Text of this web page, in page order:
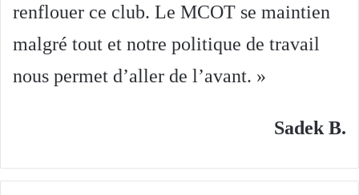
renflouer ce club. Le MCOT se maintien
malgré tout et notre politique de travail
nous permet d’aller de l’avant. »
Sadek B.